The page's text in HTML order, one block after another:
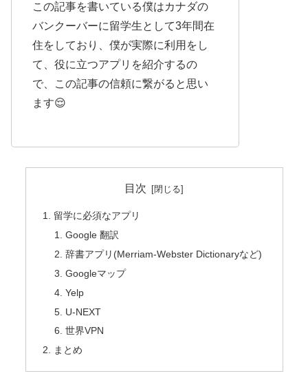
この記事を書いている僕はカナダの
バンクーバーに留学生として3年間在
住をしており、僕が実際に利用をし
て、役に立つアプリを紹介するの
で、この記事の信頼に繋がると思い
ます😌
目次
留学に必須なアプリ
Google 翻訳
辞書アプリ(Merriam-Webster Dictionaryなど)
Googleマップ
Yelp
U-NEXT
世界VPN
まとめ